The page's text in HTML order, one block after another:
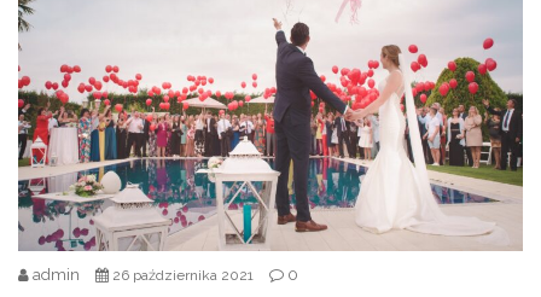
admin 26 października 2021 0